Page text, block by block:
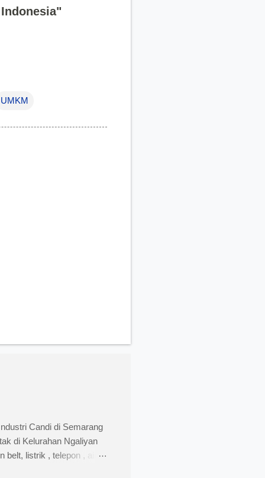
UMKM
Candi di Semarang
di Kelurahan Ngaliyan
listrik , telepon , air,